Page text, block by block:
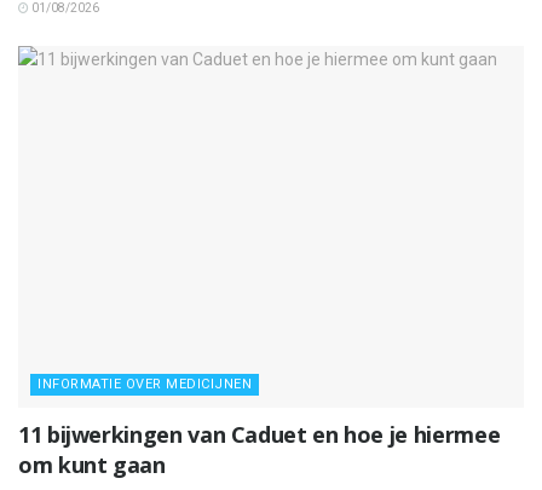
01/08/2026
INFORMATIE OVER MEDICIJNEN
11 bijwerkingen van Caduet en hoe je hiermee
om kunt gaan